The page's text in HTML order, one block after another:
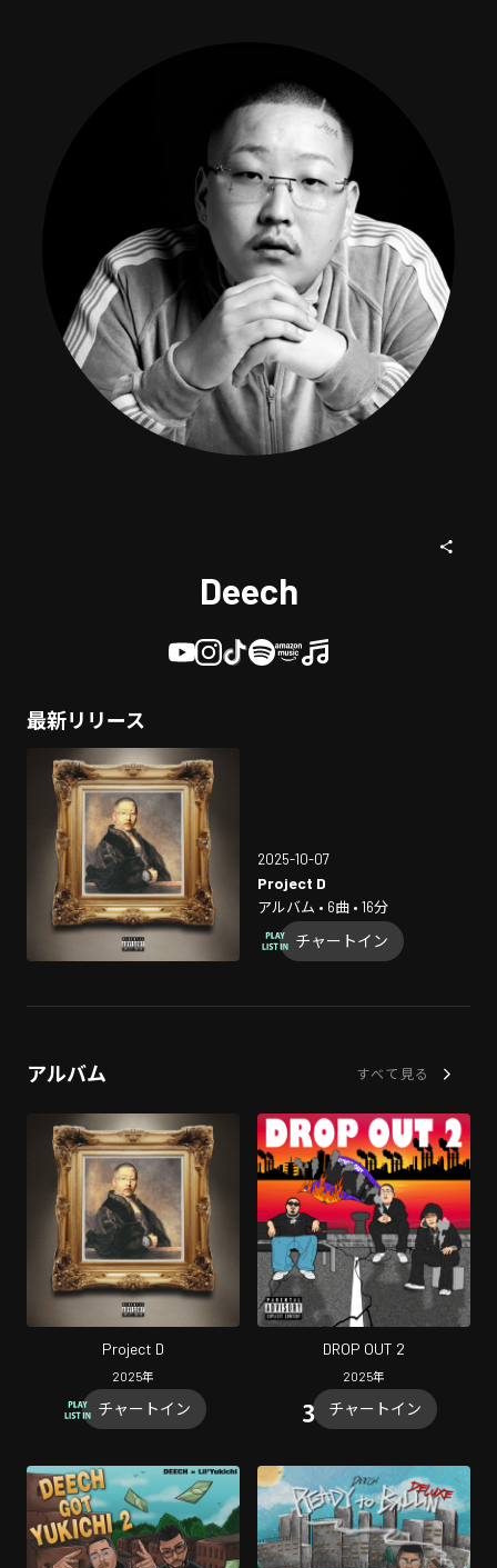
Deech
最新リリース
2025-10-07
Project D
アルバム • 6曲 • 16分
チャートイン
アルバム すべて見る
Project D
2025年
チャートイン
DROP OUT 2
2025年
チャートイン